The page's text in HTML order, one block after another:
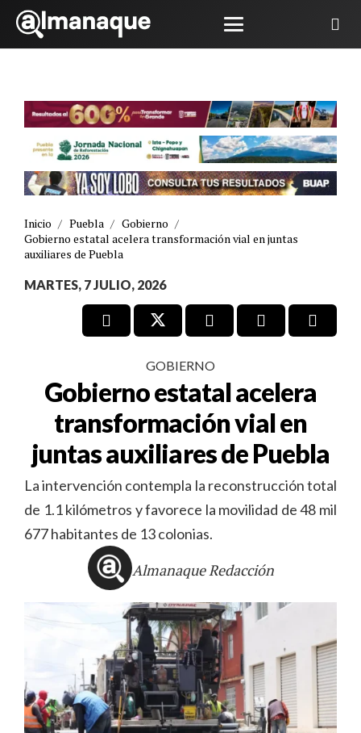
Inicio / Puebla / Gobierno /
Gobierno estatal acelera transformación vial en juntas
auxiliares de Puebla
MARTES, 7 JULIO, 2026
GOBIERNO
Gobierno estatal acelera
transformación vial en
juntas auxiliares de Puebla
La intervención contempla la reconstrucción total
de 1.1 kilómetros y favorece la movilidad de 48 mil
677 habitantes de 13 colonias.
Almanaque Redacción